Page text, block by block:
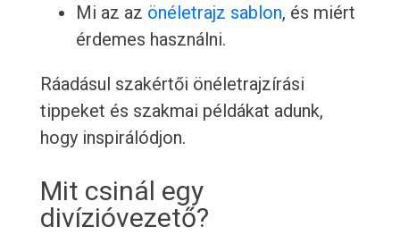
Mi az az önéletrajz sablon, és miért
érdemes használni.
Ráadásul szakértői önéletrajzírási
tippeket és szakmai példákat adunk,
hogy inspirálódjon.
Mit csinál egy
divízióvezető?